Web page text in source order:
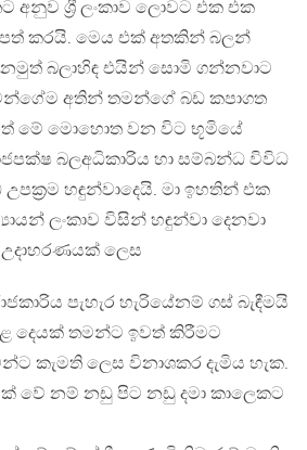
ශ්‍රී ලංකාව ලොවට එක එක
කරයි. මෙය එක් අතකින් බලන්
බලාහිඳ එයින් සොමි ගන්නවාට
අතින් තමන්ගේ බඩ කපාගත
මේ මොහොත වන විට භූමියේ
බලඅධිකාරිය හා සම්බන්ධ විවිධ
හඳුන්වාදෙයි. මා ඉහතින් එක
ලංකාව විසින් හඳුන්වා දෙනවා
ලෙස
පැහැර හැරියේනම් ගස් බැඳීමයි
දෙයක් තමන්ට ඉවත් කිරීමට
කැමති ලෙස විනාශකර දැමිය හැක.
වේ නම් නඩු පිට නඩු දමා කාලෙකට